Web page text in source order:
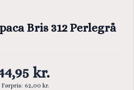
Bris 312 Perlegrå
kr.
Førpris: 62,00 kr.